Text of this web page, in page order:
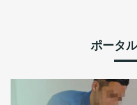
ポータ